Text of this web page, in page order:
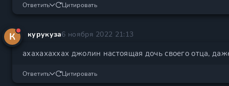
Ответить Цитировать
К курукуза6 ноября 2022 21:13
ахахахаххах джолин настоящая дочь своего отца,
Ответить Цитировать